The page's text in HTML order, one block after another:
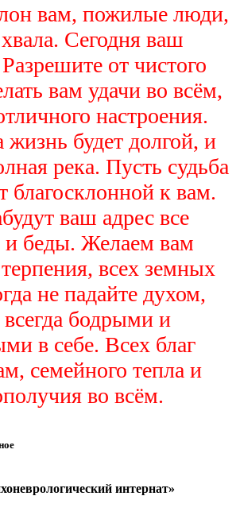
вам, пожилые люди,
Сегодня ваш
от чистого
вам удачи во всём,
настроения.
будет долгой, и
река. Пусть судьба
благосклонной к вам.
ваш адрес все
и беды. Желаем вам
всех земных
не падайте духом,
всегда бодрыми и
в себе. Всех благ
семейного тепла и
во всём.
интернат»